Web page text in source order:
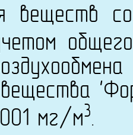
веществ
вещества
мг/м3.